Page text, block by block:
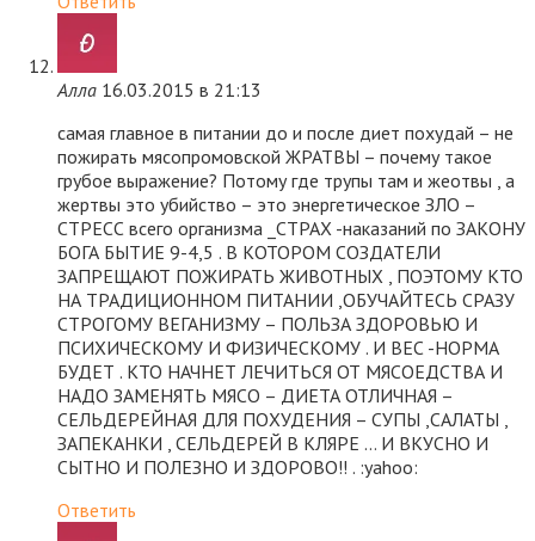
Алла 16.03.2015 в 21:13
самая главное в питании до и после диет похудай – не
пожирать мясопромовской ЖРАТВЫ – почему такое
грубое выражение? Потому где трупы там и жеотвы , а
жертвы это убийство – это энергетическое ЗЛО –
СТРЕСС всего организма _СТРАХ -наказаний по ЗАКОНУ
БОГА БЫТИЕ 9-4,5 . В КОТОРОМ СОЗДАТЕЛИ
ЗАПРЕЩАЮТ ПОЖИРАТЬ ЖИВОТНЫХ , ПОЭТОМУ КТО
НА ТРАДИЦИОННОМ ПИТАНИИ ,ОБУЧАЙТЕСЬ СРАЗУ
СТРОГОМУ ВЕГАНИЗМУ – ПОЛЬЗА ЗДОРОВЬЮ И
ПСИХИЧЕСКОМУ И ФИЗИЧЕСКОМУ . И ВЕС -НОРМА
БУДЕТ . КТО НАЧНЕТ ЛЕЧИТЬСЯ ОТ МЯСОЕДСТВА И
НАДО ЗАМЕНЯТЬ МЯСО – ДИЕТА ОТЛИЧНАЯ –
СЕЛЬДЕРЕЙНАЯ ДЛЯ ПОХУДЕНИЯ – СУПЫ ,САЛАТЫ ,
ЗАПЕКАНКИ , СЕЛЬДЕРЕЙ В КЛЯРЕ … И ВКУСНО И
СЫТНО И ПОЛЕЗНО И ЗДОРОВО!! . :yahoo:
Ответить